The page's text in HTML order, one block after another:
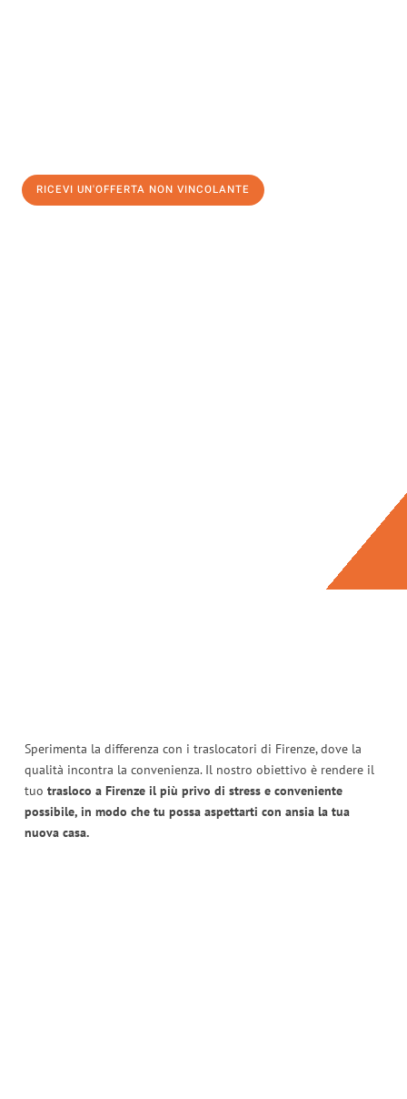
RICEVI UN'OFFERTA NON VINCOLANTE
Sperimenta la differenza con i traslocatori di Firenze, dove la
qualità incontra la convenienza. Il nostro obiettivo è rendere il
tuo trasloco a Firenze il più privo di stress e conveniente
possibile, in modo che tu possa aspettarti con ansia la tua
nuova casa.